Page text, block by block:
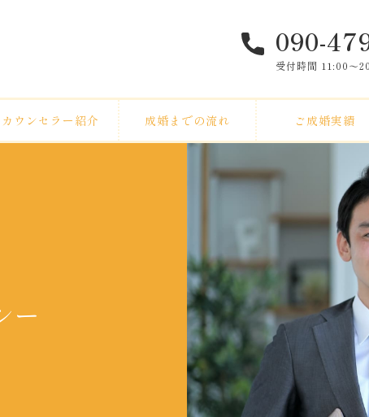
090-
受付時間 11:00〜
カウンセラー紹介 成婚までの流れ ご成婚実績
ー